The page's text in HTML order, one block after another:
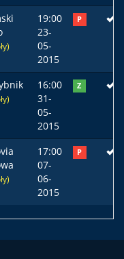
19:00
23-
05-
2015
P
16:00
31-
05-
2015
Z
17:00
07-
06-
2015
P